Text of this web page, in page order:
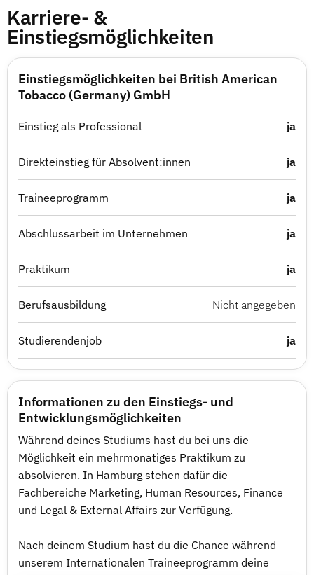
Karriere- &
Einstiegsmöglichkeiten
Einstiegsmöglichkeiten bei British American
Tobacco (Germany) GmbH
Einstieg als Professional ja
Direkteinstieg für Absolvent:innen ja
Traineeprogramm ja
Abschlussarbeit im Unternehmen ja
Praktikum ja
Berufsausbildung Nicht angegeben
Studierendenjob ja
Informationen zu den Einstiegs- und
Entwicklungsmöglichkeiten
Während deines Studiums hast du bei uns die
Möglichkeit ein mehrmonatiges Praktikum zu
absolvieren. In Hamburg stehen dafür die
Fachbereiche Marketing, Human Resources, Finance
und Legal & External Affairs zur Verfügung.
Nach deinem Studium hast du die Chance während
unserem Internationalen Traineeprogramm deine